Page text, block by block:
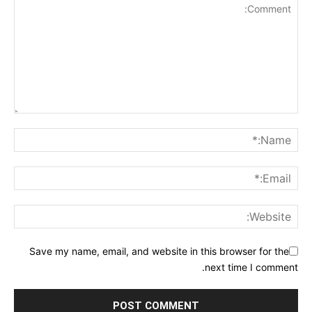
Save my name, email, and website in this browser for the
next time I comment.